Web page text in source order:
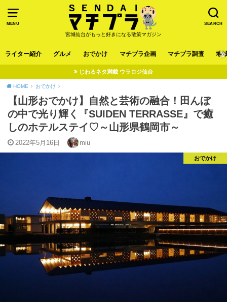
MENU SEARCH
宮城仙台がもっと好きになる散策マガジン
ライター紹介 グルメ おでかけ マチプラ企画 マチプラ調査 地
じわるネタ満載 ウラロジ仙台
HOME おでかけ
【山形おでかけ】自然と芸術の融合！田んぼ
の中で光り輝く『SUIDEN TERRASSE』で癒
しのホテルステイ♡～山形県鶴岡市～
2022年5月16日 miu
おでかけ